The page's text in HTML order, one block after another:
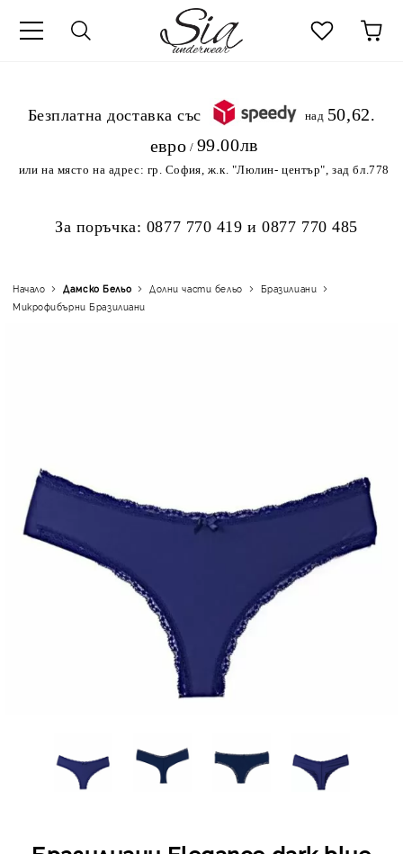
.Безплатна доставка със
над 50,62
евро / 99.00лв
или на място на адрес: гр. София, ж.к. "Люлин- център", зад бл.778
За поръчка: 0877 770 419 и0877 770 485
Начало Дамско Бельо Долни части бельо
Бразилиани
Микрофибърни Бразилиани